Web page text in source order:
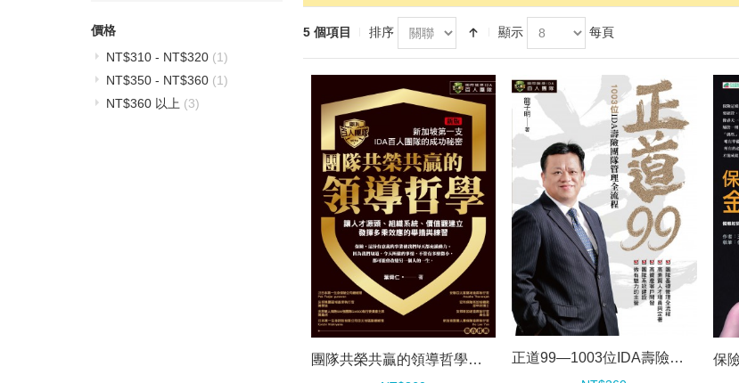
5 個項目 排序 顯示 每頁
團隊共榮共贏的領導哲學（新版） 正道99—1003位IDA壽險團隊管理全流程
項
目
價格
NT$310 - NT$320 (1)
NT$350 - NT$360 (1)
NT$360 以上 (3)